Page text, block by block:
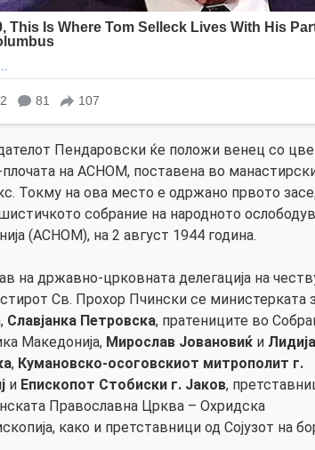
Пендаровски ќе положи венец со
на АСНОМ, поставена во
Токму на ова место е одржано првото
собрание на народното
(АСНОМ), на 2 август 1944 година.
на државно-црковната делегација на
Св. Прохор Пчински се министерката
Славјанка Петровска, пратениците во
Македонија, Мирослав Јовановиќ и Лидија
, Кумановско-осоговскиот митрополит г.
и Епископот Стобиски г. Јаков,
Православна Црква – Охридска
како и претставници од Сојузот на